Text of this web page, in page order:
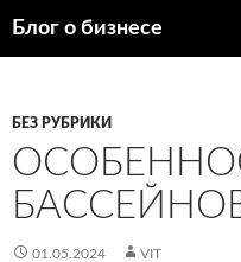
Блог о бизнесе
БЕЗ РУБРИКИ
01.05.2024 VIT